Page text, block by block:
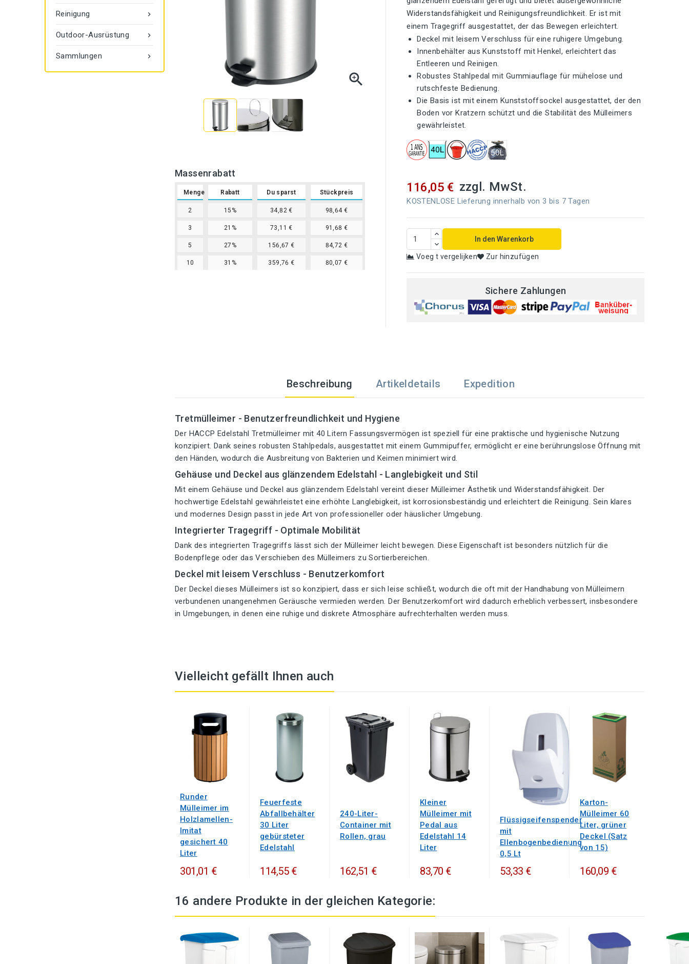

Reinigung

Outdoor-Ausrüstung

Sammlungen

Massenrabatt
Menge Rabatt Du sparst Stückpreis
2 15% 34,82 € 98,64 €
3 21% 73,11 € 91,68 €
5 27% 156,67 € 84,72 €
10 31% 359,76 € 80,07 €
Widerstandsfähigkeit und Reinigungsfreundlichkeit. Er ist mit
einem Tragegriff ausgestattet, der das Bewegen erleichtert.
Deckel mit leisem Verschluss für eine ruhigere Umgebung.
Innenbehälter aus Kunststoff mit Henkel, erleichtert das
Entleeren und Reinigen.
Robustes Stahlpedal mit Gummiauflage für mühelose und
rutschfeste Bedienung.
Die Basis ist mit einem Kunststoffsockel ausgestattet, der den
Boden vor Kratzern schützt und die Stabilität des Mülleimers
gewährleistet.
116,05 € zzgl. MwSt.
KOSTENLOSE Lieferung innerhalb von 3 bis 7 Tagen
In den Warenkorb
Voeg t vergelijken Zur hinzufügen
Sichere Zahlungen
Beschreibung Artikeldetails Expedition
Tretmülleimer - Benutzerfreundlichkeit und Hygiene
Der HACCP Edelstahl Tretmülleimer mit 40 Litern Fassungsvermögen ist speziell für eine praktische und hygienische Nutzung
konzipiert. Dank seines robusten Stahlpedals, ausgestattet mit einem Gummipuffer, ermöglicht er eine berührungslose Öffnung mit
den Händen, wodurch die Ausbreitung von Bakterien und Keimen minimiert wird.
Gehäuse und Deckel aus glänzendem Edelstahl - Langlebigkeit und Stil
Mit einem Gehäuse und Deckel aus glänzendem Edelstahl vereint dieser Mülleimer Ästhetik und Widerstandsfähigkeit. Der
hochwertige Edelstahl gewährleistet eine erhöhte Langlebigkeit, ist korrosionsbeständig und erleichtert die Reinigung. Sein klares
und modernes Design passt in jede Art von professioneller oder häuslicher Umgebung.
Integrierter Tragegriff - Optimale Mobilität
Dank des integrierten Tragegriffs lässt sich der Mülleimer leicht bewegen. Diese Eigenschaft ist besonders nützlich für die
Bodenpflege oder das Verschieben des Mülleimers zu Sortierbereichen.
Deckel mit leisem Verschluss - Benutzerkomfort
Der Deckel dieses Mülleimers ist so konzipiert, dass er sich leise schließt, wodurch die oft mit der Handhabung von Mülleimern
verbundenen unangenehmen Geräusche vermieden werden. Der Benutzerkomfort wird dadurch erheblich verbessert, insbesondere
in Umgebungen, in denen eine ruhige und diskrete Atmosphäre aufrechterhalten werden muss.
Vielleicht gefällt Ihnen auch
Runder
Mülleimer im
Holzlamellen-
Imitat
gesichert 40
Liter
301,01 €
Feuerfeste
Abfallbehälter
30 Liter
gebürsteter
Edelstahl
114,55 €
240-Liter-
Container mit
Rollen, grau
162,51 €
Kleiner
Mülleimer mit
Pedal aus
Edelstahl 14
Liter
83,70 €
Flüssigseifenspender
mit
Ellenbogenbedienung
0,5 Lt
53,33 €
Karton-
Mülleimer 60
Liter, grüner
Deckel (Satz
von 15)
160,09 €
16 andere Produkte in der gleichen Kategorie: